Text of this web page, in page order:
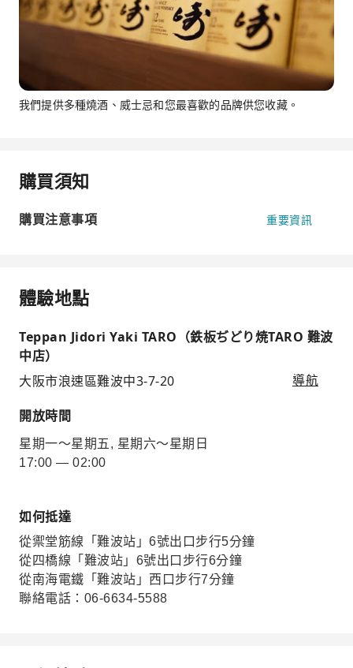
我們提供多種燒酒、威士忌和您最喜歡的品牌供您收藏。
購買須知
購買注意事項 重要資訊
體驗地點
Teppan Jidori Yaki TARO（鉄板ぢどり焼TARO 難波
中店）
大阪市浪速區難波中3-7-20
導航
開放時間
星期一～星期五, 星期六～星期日
17:00 — 02:00
如何抵達
從禦堂筋線「難波站」6號出口步行5分鐘
從四橋線「難波站」6號出口步行6分鐘
從南海電鐵「難波站」西口步行7分鐘
聯絡電話：06-6634-5588